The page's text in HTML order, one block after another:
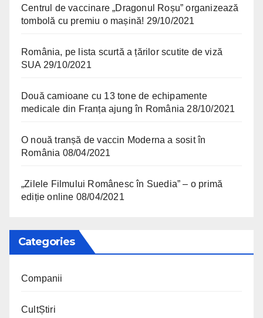
Centrul de vaccinare „Dragonul Roșu” organizează
tombolă cu premiu o mașină! 29/10/2021
România, pe lista scurtă a țărilor scutite de viză
SUA 29/10/2021
Două camioane cu 13 tone de echipamente
medicale din Franța ajung în România 28/10/2021
O nouă tranșă de vaccin Moderna a sosit în
România 08/04/2021
„Zilele Filmului Românesc în Suedia” – o primă
ediție online 08/04/2021
Categories
Companii
CultȘtiri